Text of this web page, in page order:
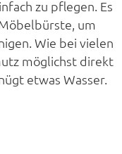
zu pflegen. Es
um
Wie bei vielen
möglichst direkt
etwas Wasser.